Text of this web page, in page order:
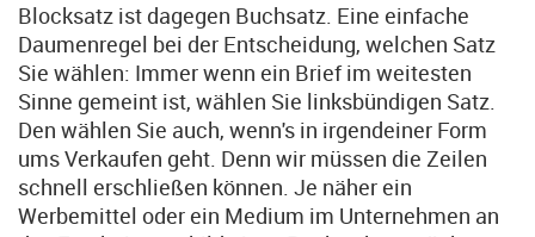
Blocksatz ist dagegen Buchsatz. Eine einfache
Daumenregel bei der Entscheidung, welchen Satz
Sie wählen: Immer wenn ein Brief im weitesten
Sinne gemeint ist, wählen Sie linksbündigen Satz.
Den wählen Sie auch, wenn's in irgendeiner Form
ums Verkaufen geht. Denn wir müssen die Zeilen
schnell erschließen können. Je näher ein
Werbemittel oder ein Medium im Unternehmen an